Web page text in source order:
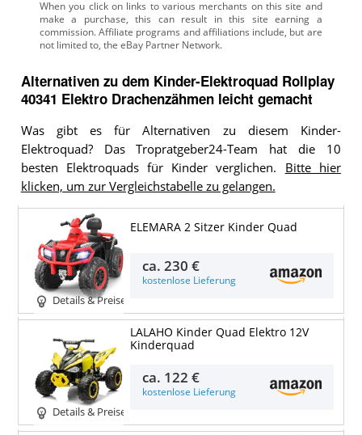
Alternativen zu dem Kinder-Elektroquad Rollplay
40341 Elektro Drachenzähmen leicht gemacht
Was gibt es für Alternativen zu diesem Kinder-
Elektroquad? Das Tropratgeber24-Team hat die 10
besten Elektroquads für Kinder verglichen. Bitte hier
klicken, um zur Vergleichstabelle zu gelangen.
Details & Preise
ELEMARA 2 Sitzer Kinder Quad
ca.230 €
kostenlose Lieferung
Details & Preise
LALAHO Kinder Quad Elektro 12V
Kinderquad
ca. 122 €
kostenlose Lieferung